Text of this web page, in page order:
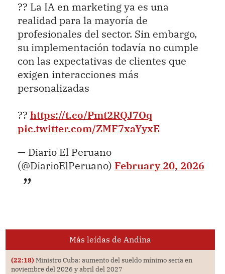
?? La IA en marketing ya es una
realidad para la mayoría de
profesionales del sector. Sin embargo,
su implementación todavía no cumple
con las expectativas de clientes que
exigen interacciones más
personalizadas
?? https://t.co/Pmt2RQJ7Oq
pic.twitter.com/ZMF7xaYyxE
— Diario El Peruano
(@DiarioElPeruano) February 20, 2026
Más leídas de Andina
(22:18) Ministro Cuba: aumento del sueldo mínimo sería en
noviembre del 2026 y abril del 2027